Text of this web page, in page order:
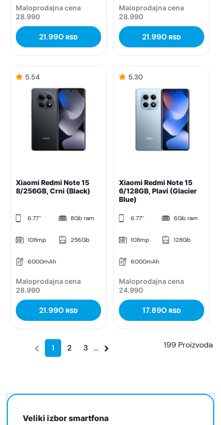
Maloprodajna cena
28.990
21.990 RSD
Maloprodajna cena
28.990
21.990 RSD
5.54
Xiaomi Redmi Note 15
8/256GB, Crni (Black)
6.77’’ 8Gb ram
108mp 256Gb
6000mAh
Maloprodajna cena
28.990
21.990 RSD
5.30
Xiaomi Redmi Note 15
6/128GB, Plavi (Glacier
Blue)
6.77’’ 6Gb ram
108mp 128Gb
6000mAh
Maloprodajna cena
24.990
17.890 RSD
1 2 3 ... 199 Proizvoda
Veliki izbor smartfona